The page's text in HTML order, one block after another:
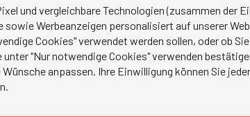
Medizinrecht
und vergleichbare Technologien (zusammen der
sowie Werbeanzeigen personalisiert auf unserer
Cookies" verwendet werden sollen, oder ob
"Nur notwendige Cookies" verwenden
Wünsche anpassen. Ihre Einwilligung können Sie